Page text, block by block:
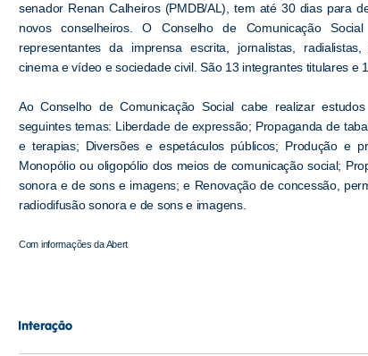
senador Renan Calheiros (PMDB/AL), tem até 30 dias para
novos conselheiros. O Conselho de Comunicação
representantes da imprensa escrita, jornalistas,
cinema e vídeo e sociedade civil. São 13 integrantes titulares e
Ao Conselho de Comunicação Social cabe realizar
seguintes temas: Liberdade de expressão; Propaganda de
e terapias; Diversões e espetáculos públicos; Produção e
Monopólio ou oligopólio dos meios de comunicação social;
sonora e de sons e imagens; e Renovação de concessão,
radiodifusão sonora e de sons e imagens.
Com informações da Abert